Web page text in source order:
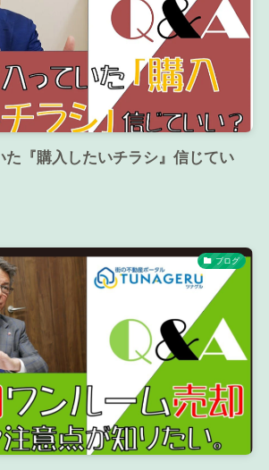
た『購入したいチラシ』信じてい
ブログ